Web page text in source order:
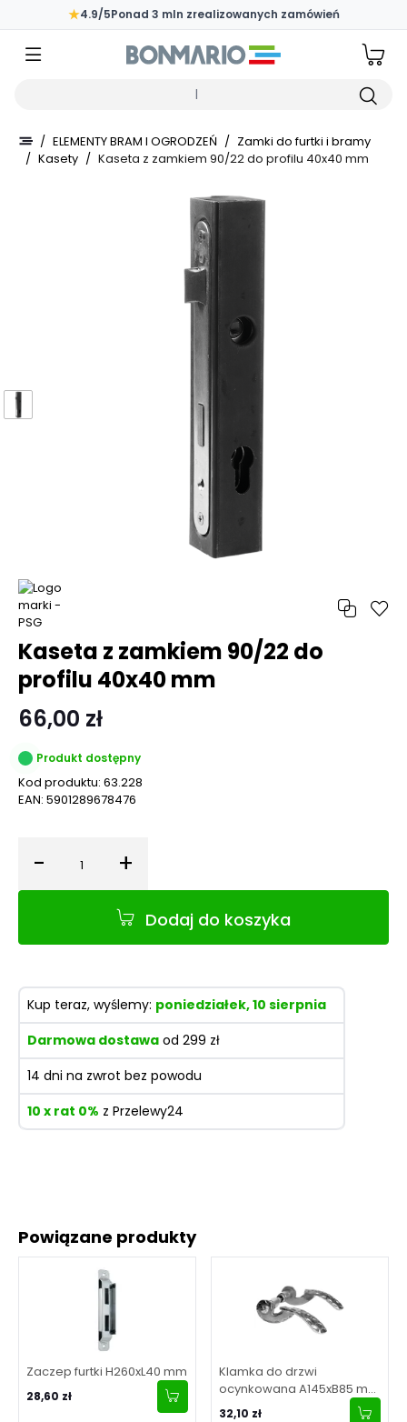
Przejdź do głównej zawartości strony
★4.9/5Ponad 3 mln zrealizowanych zamówień
/ ELEMENTY BRAM I OGRODZEŃ / Zamki do furtki i bramy
/ Kasety / Kaseta z zamkiem 90/22 do profilu 40x40 mm
Powiązane produkty
Zaczep furtki H260xL40 mm
28,60 zł
Klamka do drzwi
ocynkowana A145xB85 mm
- komplet
32,10 zł
Kaseta z zamkiem 90/22 do
profilu 40x40 mm
66,00 zł
Produkt dostępny
Kod produktu: 63.228
EAN: 5901289678476
- Ilość +
Dodaj do koszyka
Kup teraz, wyślemy: poniedziałek, 10 sierpnia
Darmowa dostawa od 299 zł
14 dni na zwrot bez powodu
10 x rat 0% z Przelewy24